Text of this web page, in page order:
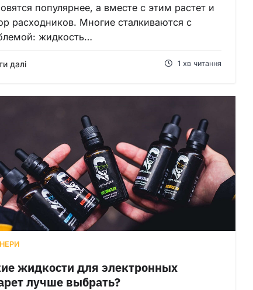
популярнее, а вместе с этим растет и
расходников. Многие сталкиваются с
жидкость…
далі 1 хв читання
жидкости для электронных
лучше выбрать?